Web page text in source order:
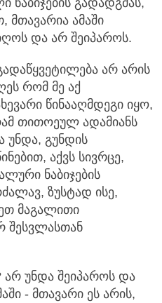
მთავარია ამაში
და არ შეიპაროს.
არ არის
რომ მე აქ
წინააღმდეგი იყო,
თითოეულ ადამიანს
უნდა, გუნდის
აქვს სივრცე,
ნაბიჯების
ზუსტად ისე,
მაგალითი
შესვლასთან
არ უნდა შეიპაროს და
- მთავარი ეს არის,